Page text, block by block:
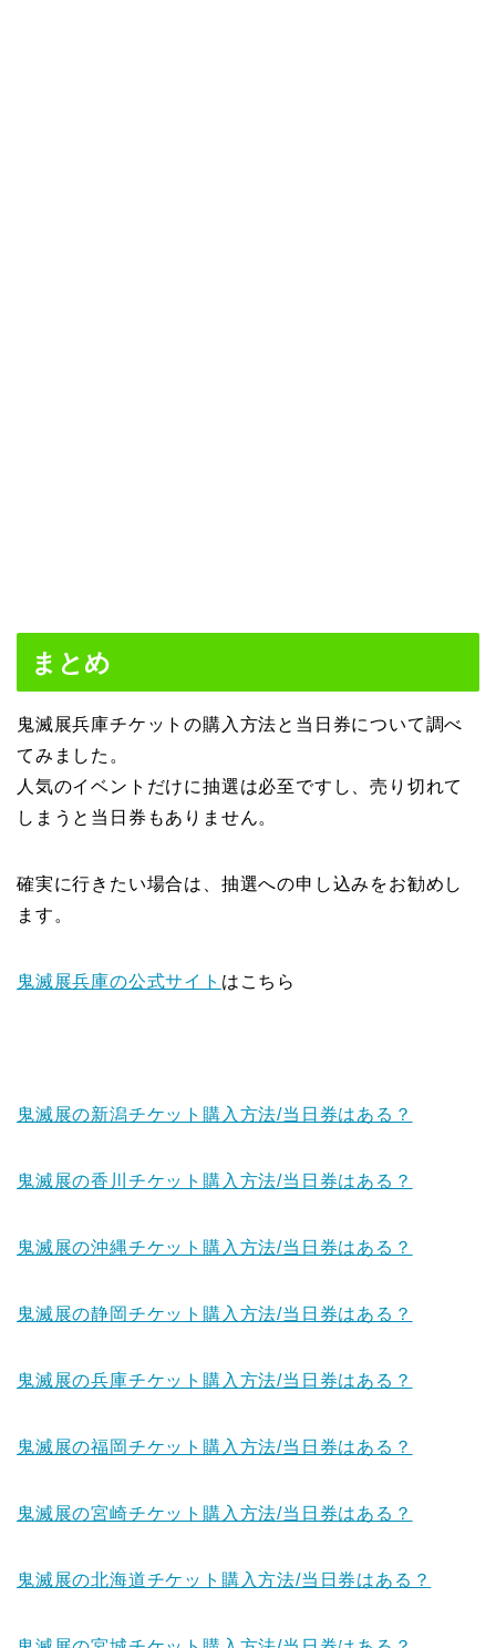
まとめ
鬼滅展兵庫チケットの購入方法と当日券について調べ
てみました。
人気のイベントだけに抽選は必至ですし、売り切れて
しまうと当日券もありません。
確実に行きたい場合は、抽選への申し込みをお勧めし
ます。
鬼滅展兵庫の公式サイト はこちら
鬼滅展の新潟チケット購入方法/当日券はある？
鬼滅展の香川チケット購入方法/当日券はある？
鬼滅展の沖縄チケット購入方法/当日券はある？
鬼滅展の静岡チケット購入方法/当日券はある？
鬼滅展の兵庫チケット購入方法/当日券はある？
鬼滅展の福岡チケット購入方法/当日券はある？
鬼滅展の宮崎チケット購入方法/当日券はある？
鬼滅展の北海道チケット購入方法/当日券はある？